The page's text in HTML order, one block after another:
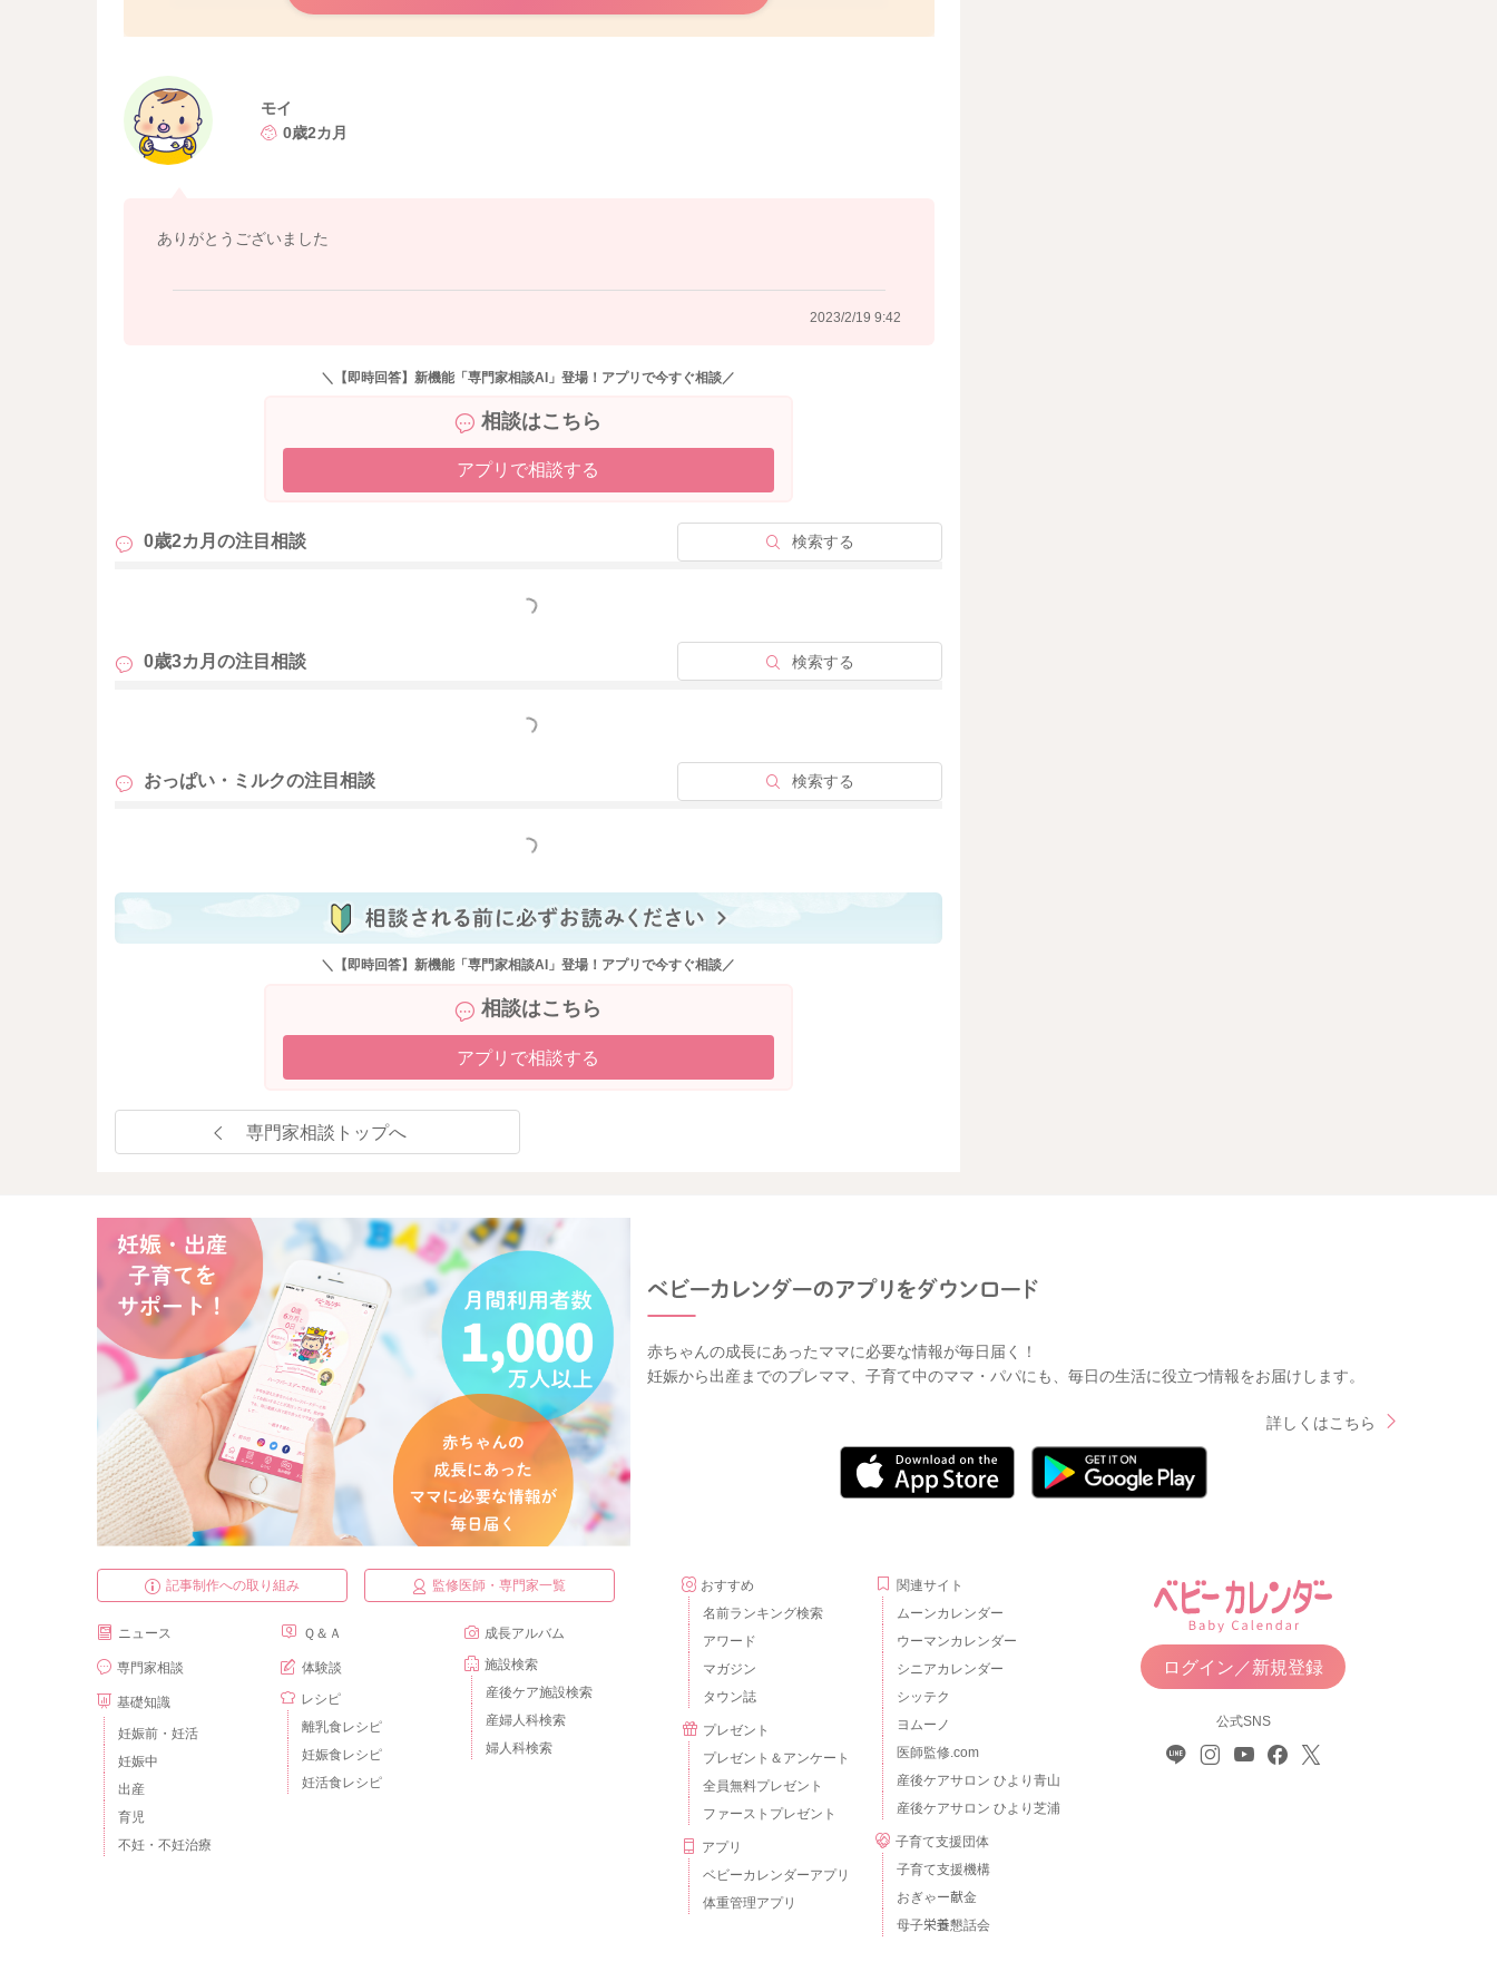
モイ
0歳2カ月
ありがとうございました
2023/2/19 9:42
＼【即時回答】新機能「専門家相談AI」登場！アプリで今すぐ相談／
相談はこちら
アプリで相談する
0歳2カ月の注目相談 検索する
もっと見る
0歳3カ月の注目相談 検索する
もっと見る
おっぱい・ミルクの注目相談 検索する
もっと見る
＼【即時回答】新機能「専門家相談AI」登場！アプリで今すぐ相談／
相談はこちら
アプリで相談する
専門家相談トップへ
赤ちゃんの成長にあったママに必要な情報が毎日届く！
妊娠から出産までのプレママ、子育て中のママ・パパにも、毎日の生活に役立つ情報をお届けします。
詳しくはこちら
記事制作への取り組み 監修医師・専門家一覧
ニュース
専門家相談
基礎知識
妊娠前・妊活
妊娠中
出産
育児
不妊・不妊治療
Ｑ＆Ａ
体験談
レシピ
離乳食レシピ
妊娠食レシピ
妊活食レシピ
成長アルバム
施設検索
産後ケア施設検索
産婦人科検索
婦人科検索
おすすめ
名前ランキング検索
アワード
マガジン
タウン誌
プレゼント
プレゼント＆アンケート
全員無料プレゼント
ファーストプレゼント
アプリ
ベビーカレンダーアプリ
体重管理アプリ
関連サイト
ムーンカレンダー
ウーマンカレンダー
シニアカレンダー
シッテク
ヨムーノ
医師監修.com
産後ケアサロン ひより青山
産後ケアサロン ひより芝浦
子育て支援団体
子育て支援機構
おぎゃー献金
母子栄養懇話会
ログイン／新規登録
公式SNS